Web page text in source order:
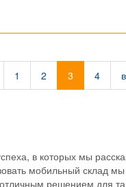
1 2 3 4
в которых мы
мобильный склад
решением для